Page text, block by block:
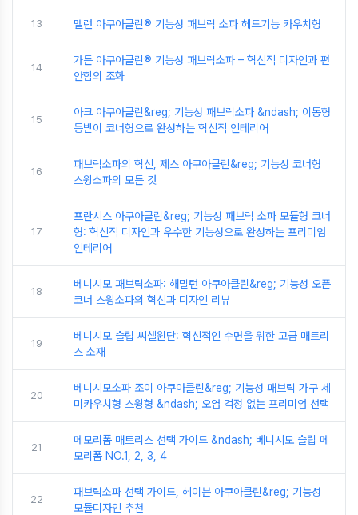
13 멜런 아쿠아클린® 기능성 패브릭 소파 헤드기능 카우치형
14
가든 아쿠아클린® 기능성 패브릭소파 – 혁신적 디자인과 편
안함의 조화
15
아크 아쿠아클린&reg; 기능성 패브릭소파 &ndash; 이동형
등받이 코너형으로 완성하는 혁신적 인테리어
16
패브릭소파의 혁신, 제스 아쿠아클린&reg; 기능성 코너형
스윙소파의 모든 것
17
프란시스 아쿠아클린&reg; 기능성 패브릭 소파 모듈형 코너
형: 혁신적 디자인과 우수한 기능성으로 완성하는 프리미엄
인테리어
18
베니시모 패브릭소파: 해밀턴 아쿠아클린&reg; 기능성 오픈
코너 스윙소파의 혁신과 디자인 리뷰
19
베니시모 슬립 씨셀원단: 혁신적인 수면을 위한 고급 매트리
스 소재
20
베니시모소파 조이 아쿠아클린&reg; 기능성 패브릭 가구 세
미카우치형 스윙형 &ndash; 오염 걱정 없는 프리미엄 선택
21
메모리폼 매트리스 선택 가이드 &ndash; 베니시모 슬립 메
모리폼 NO.1, 2, 3, 4
22
패브릭소파 선택 가이드, 헤이븐 아쿠아클린&reg; 기능성
모듈디자인 추천